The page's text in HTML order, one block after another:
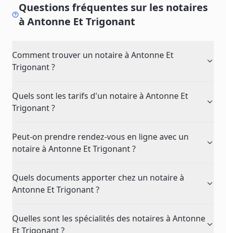
Questions fréquentes sur les notaires
à Antonne Et Trigonant
Comment trouver un notaire à Antonne Et
Trigonant ?
Quels sont les tarifs d'un notaire à Antonne Et
Trigonant ?
Peut-on prendre rendez-vous en ligne avec un
notaire à Antonne Et Trigonant ?
Quels documents apporter chez un notaire à
Antonne Et Trigonant ?
Quelles sont les spécialités des notaires à Antonne
Et Trigonant ?